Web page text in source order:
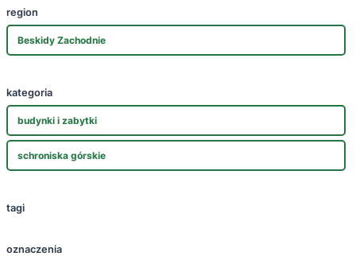
region
Beskidy Zachodnie
kategoria
budynki i zabytki
schroniska górskie
tagi
oznaczenia